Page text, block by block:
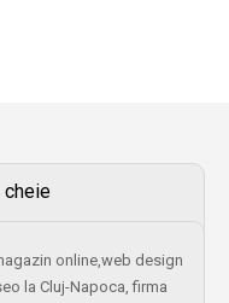
cheie
online,web design
la Cluj-Napoca, firma